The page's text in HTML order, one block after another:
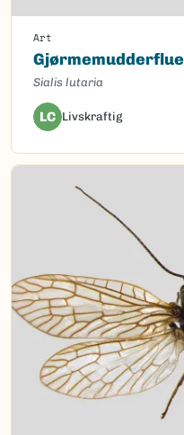
Art
Gjørmemudderflue
Sialis lutaria
LC Livskraftig